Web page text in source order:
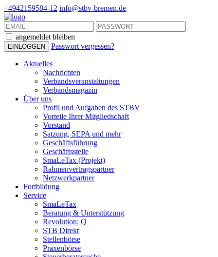
+4942159584-12 info@stbv-bremen.de
angemeldet bleiben
Passwort vergessen?
Aktuelles
Nachrichten
Verbandsveranstaltungen
Verbandsmagazin
Über uns
Profil und Aufgaben des STBV
Vorteile Ihrer Mitgliedschaft
Vorstand
Satzung, SEPA und mehr
Geschäftsführung
Geschäftsstelle
SmaLeTax (Projekt)
Rahmenvertragspartner
Netzwerkpartner
Fortbildung
Service
SmaLeTax
Beratung & Unterstützung
Revolution: Q
STB Direkt
Stellenbörse
Praxenbörse